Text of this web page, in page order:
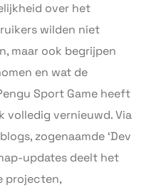
over het
wilden niet
maar ook begrijpen
en wat de
Sport Game heeft
volledig vernieuwd. Via
zogenaamde ‘Dev
updates deelt het
projecten,